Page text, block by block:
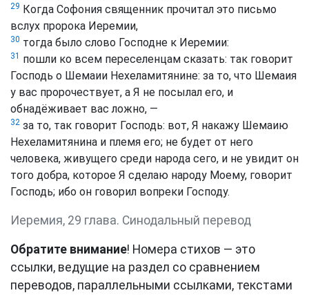
29 Когда Софония священник прочитал это письмо
вслух пророка Иеремии,
30 тогда было слово Господне к Иеремии:
31 пошли ко всем переселенцам сказать: так говорит
Господь о Шемаии Нехеламитянине: за то, что Шемаия
у вас пророчествует, а Я не посылал его, и
обнадёживает вас ложно, —
32 за то, так говорит Господь: вот, Я накажу Шемаию
Нехеламитянина и племя его; не будет от него
человека, живущего среди народа сего, и не увидит он
того добра, которое Я сделаю народу Моему, говорит
Господь; ибо он говорил вопреки Господу.
Иеремия, 29 глава. Синодальный перевод
Обратите внимание! Номера стихов — это
ссылки, ведущие на раздел со сравнением
переводов, параллельными ссылками, текстами